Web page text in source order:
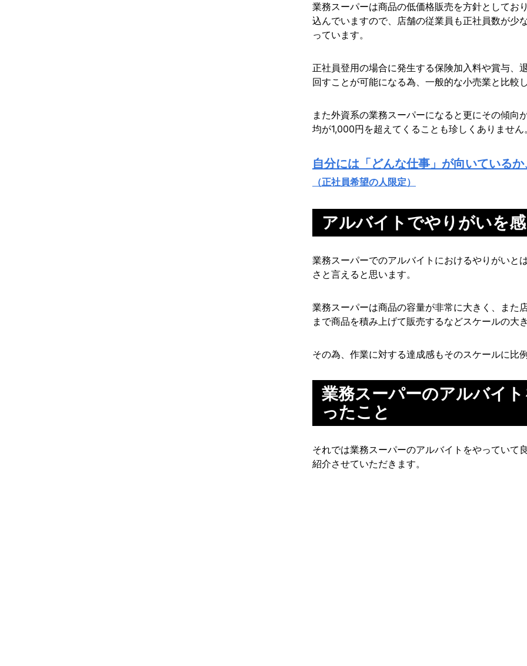
業務スーパーは商品の低価格販売を方針としてお
込んでいますので、店舗の従業員も正社員数が少
っています。
正社員登用の場合に発生する保険加入料や賞与、
回すことが可能になる為、一般的な小売業と比較
また外資系の業務スーパーになると更にその傾向
均が1,000円を超えてくることも珍しくありません。
自分には「どんな仕事」が向いている
（正社員希望の人限定）
アルバイトでやりがいを
業務スーパーでのアルバイトにおけるやりがいと
さと言えると思います。
業務スーパーは商品の容量が非常に大きく、また
まで商品を積み上げて販売するなどスケールの大
その為、作業に対する達成感もそのスケールに比
業務スーパーのアルバイ
ったこと
それでは業務スーパーのアルバイトをやっていて
紹介させていただきます。